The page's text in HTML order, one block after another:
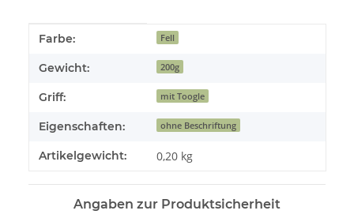
Produkteigenschaft
Wert
Farbe: Fell
Gewicht: 200g
Griff: mit Toogle
Eigenschaften: ohne Beschriftung
Artikelgewicht: 0,20 kg
Angaben zur Produktsicherheit